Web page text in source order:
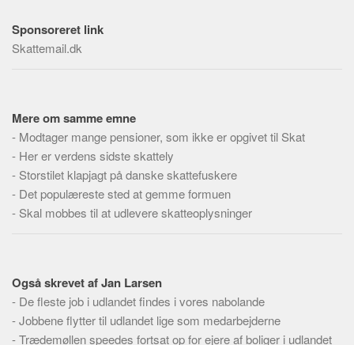
Dokumenttyper
Emner
Steder
Kilder
Om
Webstedet
Tekstannoncer
Bannere
Hjælp
Sponsoreret link
Skattemail.dk
Mere om samme emne
- Modtager mange pensioner, som ikke er opgivet til Skat
- Her er verdens sidste skattely
- Storstilet klapjagt på danske skattefuskere
- Det populæreste sted at gemme formuen
- Skal mobbes til at udlevere skatteoplysninger
Også skrevet af Jan Larsen
- De fleste job i udlandet findes i vores nabolande
-Jobbene flytter til udlandet lige som medarbejderne
-Trædemøllen speedes fortsat op for ejere af boliger i udlandet